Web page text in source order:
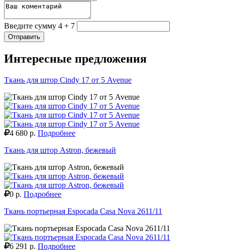
Введите сумму 4 + 7
Отправить
Интересные предложения
Ткань для штор Cindy 17 от 5 Avenue
4 680 р. Подробнее
Ткань для штор Astron, бежевый
0 р. Подробнее
Ткань портьерная Espocada Casa Nova 2611/11
6 291 р. Подробнее